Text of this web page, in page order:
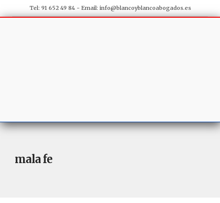
Tel: 91 652 49 84 - Email: info@blancoyblancoabogados.es
mala fe